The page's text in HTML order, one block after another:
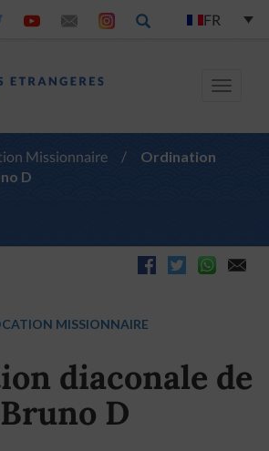
FR
Toggle
Missionnaire /
Ordination
D
MISSIONNAIRE
diaconale de
Bruno D